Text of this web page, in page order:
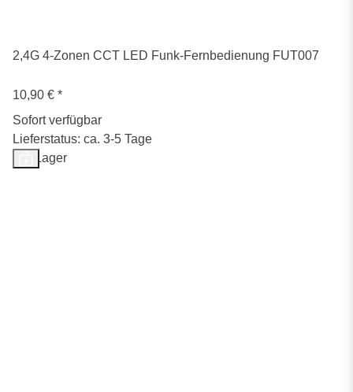
2,4G 4-Zonen CCT LED Funk-Fernbedienung FUT007
10,90 € *
Sofort verfügbar
Lieferstatus: ca. 3-5 Tage
Auf Lager